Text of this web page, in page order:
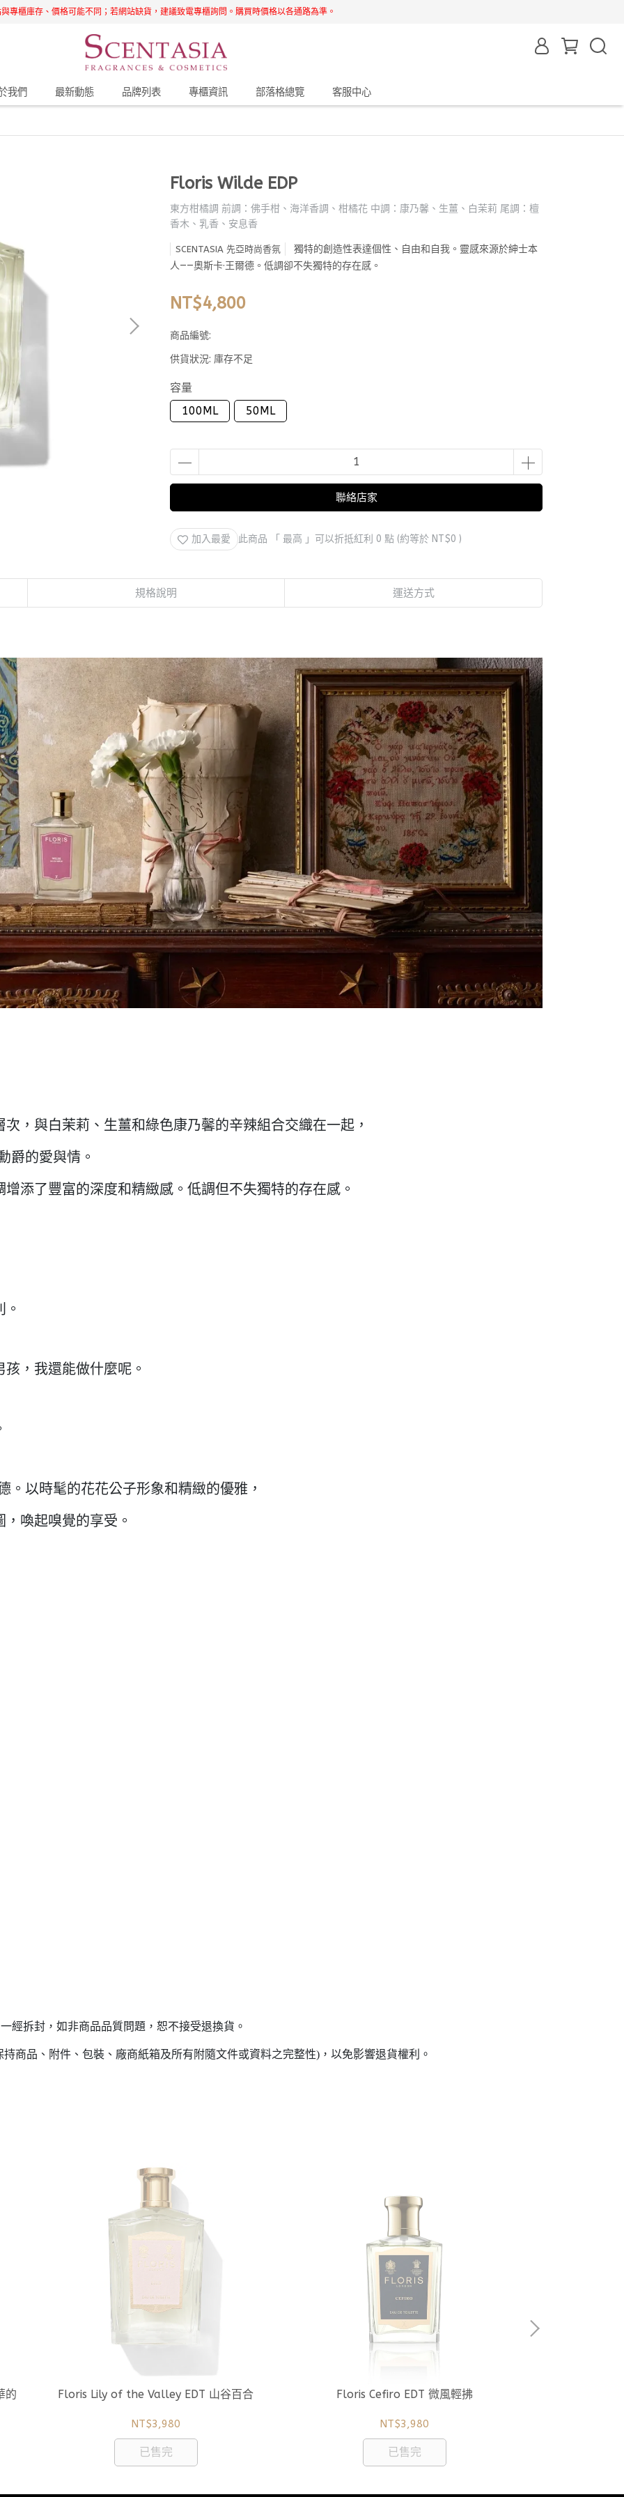
專櫃庫存、價格可能不同；若網站缺貨，建議致電專櫃詢問。購買時價格以各通路為準。
我們 最新動態 品牌列表 專櫃資訊 部落格總覽 客服中心
Floris Wilde EDP
東方柑橘調 前調：佛手柑、海洋香調、柑橘花 中調：康乃馨、生薑、白茉莉 尾調：檀
香木、乳香、安息香
SCENTASIA 先亞時尚香氛
獨特的創造性表達個性、自由和自我。靈感來源於紳士本
人——奧斯卡·王爾德。低調卻不失獨特的存在感。
NT$4,800
商品編號:
供貨狀況: 庫存不足
容量
100ML
50ML
聯絡店家
加入最愛 此商品 「 最高 」可以折抵紅利 0 點 (約等於 NT$0 )
規格說明 運送方式
，與白茉莉、生薑和綠色康乃馨的辛辣組合交織在一起，
爵的愛與情。
添了豐富的深度和精緻感。低調但不失獨特的存在感。
，我還能做什麼呢。
以時髦的花花公子形象和精緻的優雅，
喚起嗅覺的享受。
經拆封，如非商品品質問題，恕不接受退換貨。
商品、附件、包裝、廠商紙箱及所有附隨文件或資料之完整性)，以免影響退貨權利。
的 Floris Lily of the Valley EDT 山谷百合
NT$3,980
已售完
Floris Cefiro EDT 微風輕拂
NT$3,980
已售完